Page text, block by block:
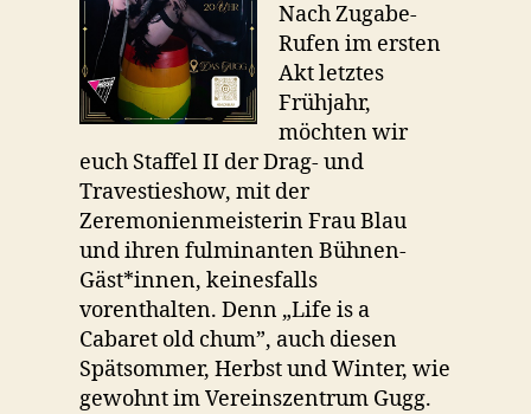
Nach Zugabe-
Rufen im ersten
Akt letztes
Frühjahr,
möchten wir
euch Staffel II der Drag- und
Travestieshow, mit der
Zeremonienmeisterin Frau Blau
und ihren fulminanten Bühnen-
Gäst*innen, keinesfalls
vorenthalten. Denn „Life is a
Cabaret old chum”, auch diesen
Spätsommer, Herbst und Winter, wie
gewohnt im Vereinszentrum Gugg.